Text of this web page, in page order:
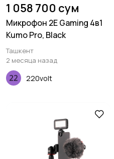
1 058 700 сум
Микрофон 2E Gaming 4в1
Kumo Pro, Black
Ташкент
2 месяца назад
220volt